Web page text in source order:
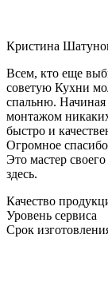
Кристина
Всем, кто еще
советую Кухни
спальню. Начиная
монтажом
быстро и
Огромное
Это мастер
здесь.
Качество
Уровень сервиса
Срок